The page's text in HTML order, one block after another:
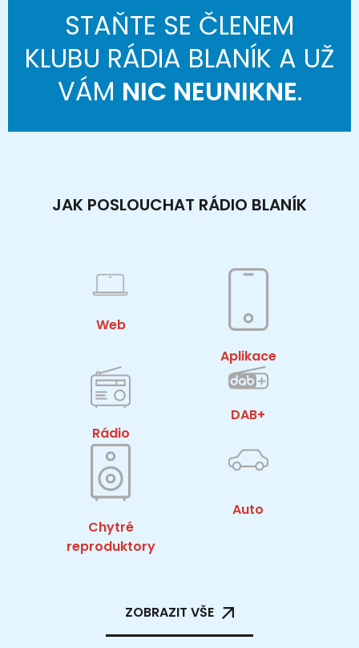
STAŇTE SE ČLENEM
KLUBU RÁDIA BLANÍK A UŽ
VÁM NIC NEUNIKNE.
JAK POSLOUCHAT RÁDIO BLANÍK
Web
Aplikace
Rádio
DAB+
Chytré
reproduktory
Auto
ZOBRAZIT VŠE